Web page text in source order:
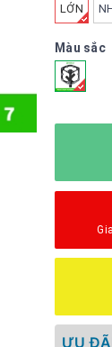
LỚN
Màu sắc
ƯU